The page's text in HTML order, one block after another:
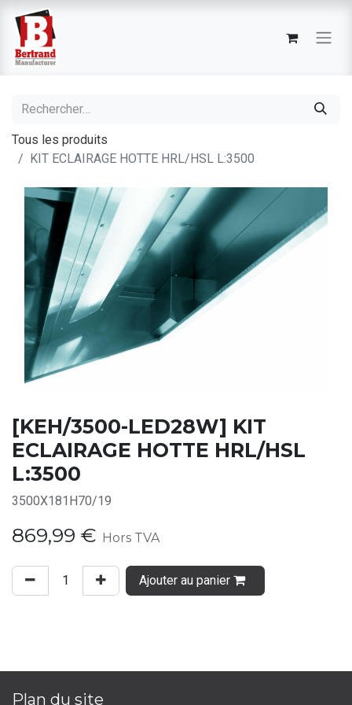
Tous les produits
KIT ECLAIRAGE HOTTE HRL/HSL L:3500
[KEH/3500-LED28W] KIT
ECLAIRAGE HOTTE HRL/HSL
L:3500
3500X181H70/19
869,99 € Hors TVA
Ajouter au panier
Plan du site